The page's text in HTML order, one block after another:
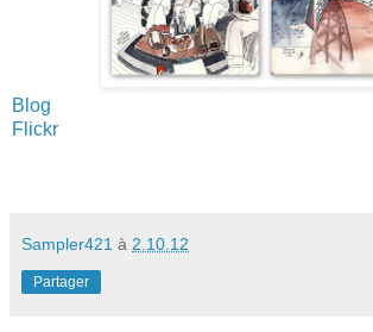
Blog
Flickr
Sampler421 à 2.10.12
Partager